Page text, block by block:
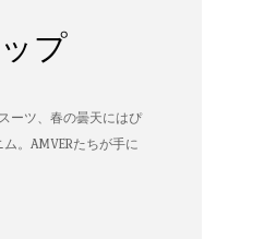
プ
ーツ、春の曇天にはぴ
。AMVERたちが手に